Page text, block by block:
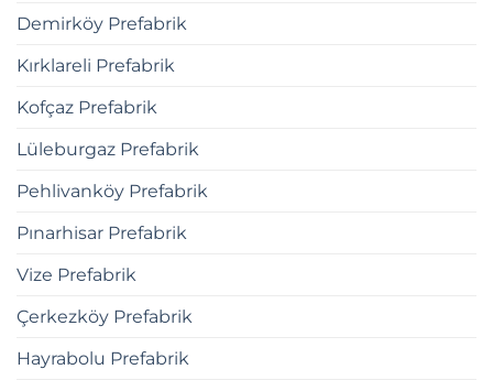
Demirköy Prefabrik
Kırklareli Prefabrik
Kofçaz Prefabrik
Lüleburgaz Prefabrik
Pehlivanköy Prefabrik
Pınarhisar Prefabrik
Vize Prefabrik
Çerkezköy Prefabrik
Hayrabolu Prefabrik